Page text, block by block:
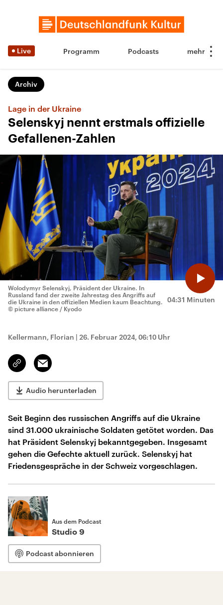
Live Programm Podcasts
Archiv
Lage in der Ukraine
Selenskyj nennt erstmals offizielle
Gefallenen-Zahlen
04:31 Minuten
Wolodymyr Selenskyj, Präsident der Ukraine. In
Russland fand der zweite Jahrestag des Angriffs auf
die Ukraine in den offiziellen Medien kaum Beachtung.
© picture alliance / Kyodo
Kellermann, Florian | 26. Februar 2024, 06:10 Uhr
Link
kopieren/teilen
Email
Audio herunterladen
Seit Beginn des russischen Angriffs auf die Ukraine
sind 31.000 ukrainische Soldaten getötet worden. Das
hat Präsident Selenskyj bekanntgegeben. Insgesamt
gehen die Gefechte aktuell zurück. Selenskyj hat
Friedensgespräche in der Schweiz vorgeschlagen.
Aus dem Podcast
Studio 9
Podcast abonnieren